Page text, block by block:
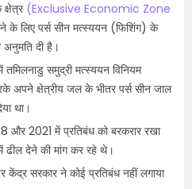
(Exclusive Economic Zone
के लिए पर्स सीन मत्स्ययन (फिशिंग) के
दी है।
समुद्री मत्स्ययन विनियम
अपने क्षेत्रीय जल के भीतर पर्स सीन जाल
था।
और 2021 में प्रतिबंध को बरकरार रखा
देने की मांग कर रहे थे।
सरकार ने कोई प्रतिबंध नहीं लगाया